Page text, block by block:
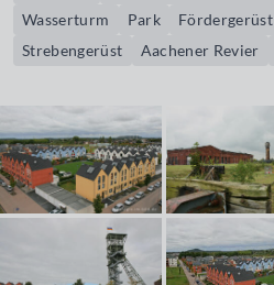
Wasserturm
Park Fördergerüst
Strebengerüst
Aachener Revier